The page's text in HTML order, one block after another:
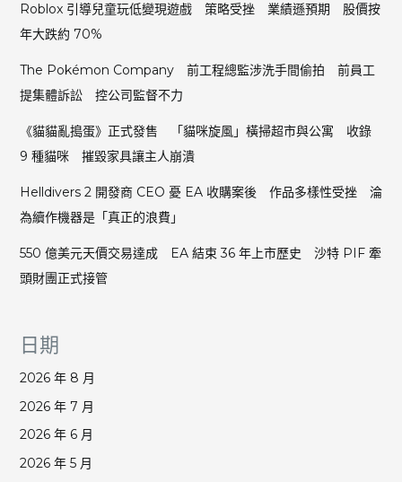
Roblox 引導兒童玩低變現遊戲 策略受挫 業績遜預期 股價按
年大跌約 70%
The Pokémon Company 前工程總監涉洗手間偷拍 前員工
提集體訴訟 控公司監督不力
《貓貓亂搗蛋》正式發售 「貓咪旋風」橫掃超市與公寓 收錄
9 種貓咪 摧毀家具讓主人崩潰
Helldivers 2 開發商 CEO 憂 EA 收購案後 作品多樣性受挫 淪
為續作機器是「真正的浪費」
550 億美元天價交易達成 EA 結束 36 年上市歷史 沙特 PIF 牽
頭財團正式接管
日期
2026 年 8 月
2026 年 7 月
2026 年 6 月
2026 年 5 月